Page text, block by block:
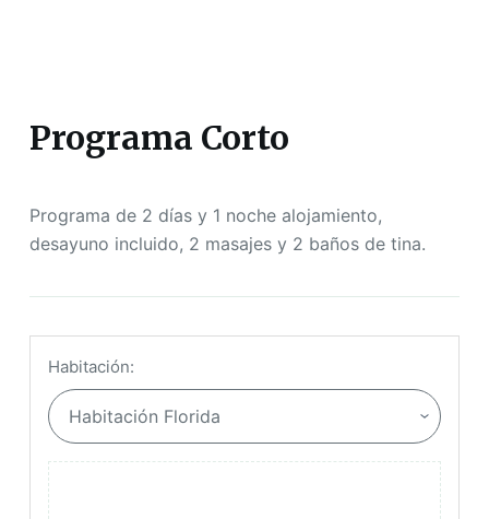
Programa Corto
Programa de 2 días y 1 noche alojamiento,
desayuno incluido, 2 masajes y 2 baños de tina.
Habitación: